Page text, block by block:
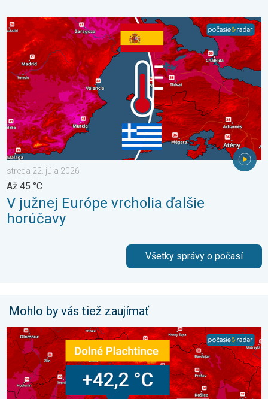
V južnej Európe vrcholia ďalšie horúčavy. Až 45 °C. . . streda
streda 22. júla 2026
Až 45 °C
V južnej Európe vrcholia ďalšie
horúčavy
Všetky správy o počasí
Mohlo by vás tiež zaujímať
42,2 °C: Slovensko prepísalo dejiny. Aj stredoeurópsky